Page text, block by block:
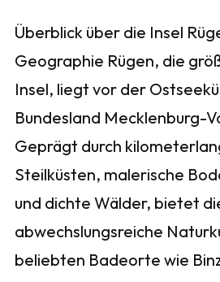
Überblick über die Insel
Geographie Rügen, die
Insel, liegt vor der
Bundesland Mecklenburg-
Geprägt durch
Steilküsten, malerische
und dichte Wälder, bietet
abwechslungsreiche
beliebten Badeorte wie